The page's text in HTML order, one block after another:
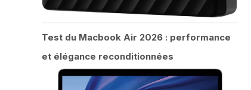
Test du Macbook Air 2026 : performance
et élégance reconditionnées